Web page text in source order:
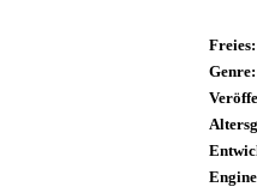
Freies:
Genre: